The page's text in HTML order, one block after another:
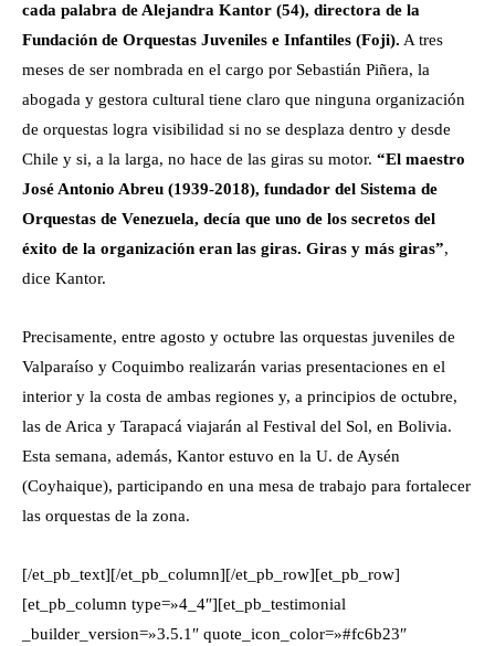
cada palabra de Alejandra Kantor (54), directora de la
Fundación de Orquestas Juveniles e Infantiles (Foji). A tres
meses de ser nombrada en el cargo por Sebastián Piñera, la
abogada y gestora cultural tiene claro que ninguna organización
de orquestas logra visibilidad si no se desplaza dentro y desde
Chile y si, a la larga, no hace de las giras su motor. “El maestro
José Antonio Abreu (1939-2018), fundador del Sistema de
Orquestas de Venezuela, decía que uno de los secretos del
éxito de la organización eran las giras. Giras y más giras”,
dice Kantor.
Precisamente, entre agosto y octubre las orquestas juveniles de
Valparaíso y Coquimbo realizarán varias presentaciones en el
interior y la costa de ambas regiones y, a principios de octubre,
las de Arica y Tarapacá viajarán al Festival del Sol, en Bolivia.
Esta semana, además, Kantor estuvo en la U. de Aysén
(Coyhaique), participando en una mesa de trabajo para fortalecer
las orquestas de la zona.
[/et_pb_text][/et_pb_column][/et_pb_row][et_pb_row]
[et_pb_column type=»4_4″][et_pb_testimonial
_builder_version=»3.5.1″ quote_icon_color=»#fc6b23″